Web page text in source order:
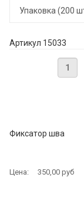
Артикул 15033
Фиксатор шва
Цена: 350,00 руб